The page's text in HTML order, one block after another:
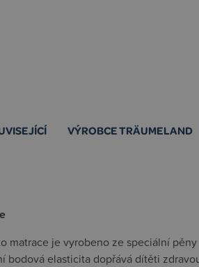
VÝROBCE TRÄUMELAND
matrace je vyrobeno ze speciální
bodová elasticita dopřává dítěti